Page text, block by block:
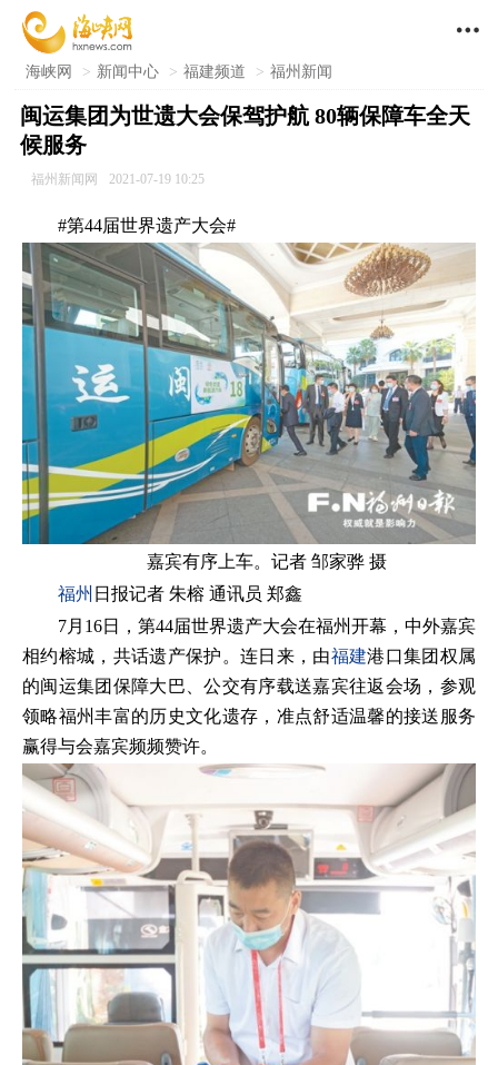

海峡网 > 新闻中心 > 福建频道 > 福州新闻
闽运集团为世遗大会保驾护航 80辆保障车全天
候服务
福州新闻网 2021-07-19 10:25
#第44届世界遗产大会#
嘉宾有序上车。记者 邹家骅 摄
福州 日报记者 朱榕 通讯员 郑鑫
7月16日，第44届世界遗产大会在福州开幕，中外嘉宾
相约榕城，共话遗产保护。连日来，由福建港口集团权属
的闽运集团保障大巴、公交有序载送嘉宾往返会场，参观
领略福州丰富的历史文化遗存，准点舒适温馨的接送服务
赢得与会嘉宾频频赞许。